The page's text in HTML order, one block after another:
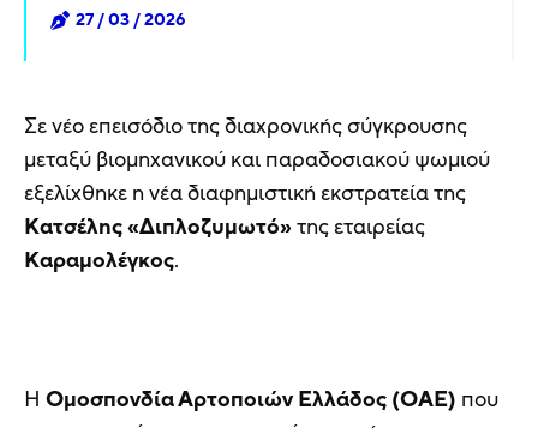
27 / 03 / 2026
Σε νέο επεισόδιο της διαχρονικής σύγκρουσης
μεταξύ βιομηχανικού και παραδοσιακού ψωμιού
εξελίχθηκε η νέα διαφημιστική εκστρατεία της
Κατσέλης «Διπλοζυμωτό»της εταιρείας
Καραμολέγκος.
Η Ομοσπονδία Αρτοποιών Ελλάδος (ΟΑΕ) που